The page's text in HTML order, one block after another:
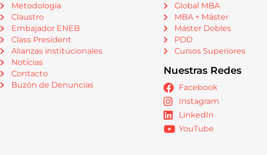
Metodología
Claustro
Embajador ENEB
Class President
Alianzas institucionales
Noticias
Contacto
Buzón de Denuncias
Global MBA
MBA + Máster
Máster Dobles
PDD
Cursos Superiores
Nuestras Redes
Facebook
Instagram
LinkedIn
YouTube